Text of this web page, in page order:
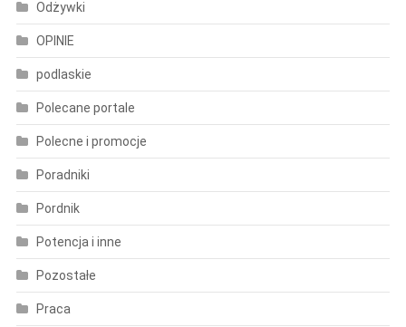
Odżywki
OPINIE
podlaskie
Polecane portale
Polecne i promocje
Poradniki
Pordnik
Potencja i inne
Pozostałe
Praca